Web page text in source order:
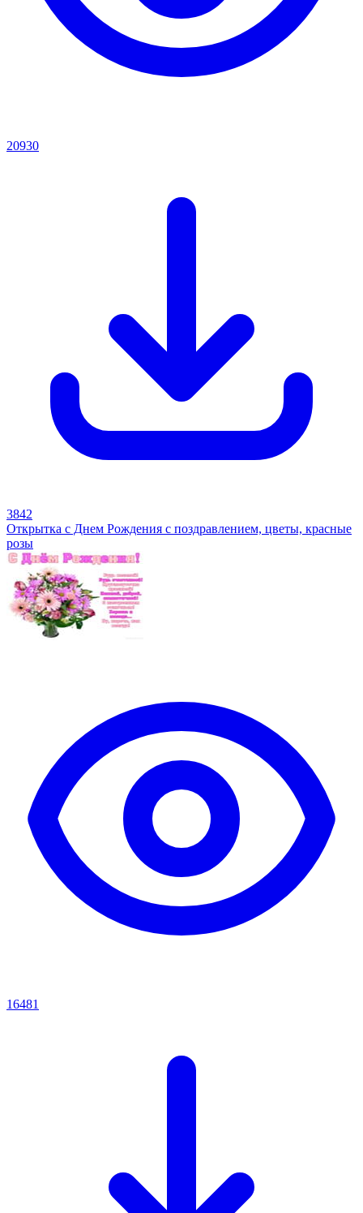
20930
3842
Открытка с Днем Рождения с поздравлением, цветы, красные
розы
16481